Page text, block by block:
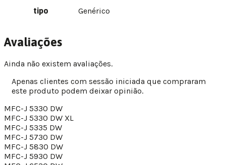
tipo Genérico
Avaliações
Ainda não existem avaliações.
Apenas clientes com sessão iniciada que compraram
este produto podem deixar opinião.
MFC-J 5330 DW
MFC-J 5330 DW XL
MFC-J 5335 DW
MFC-J 5730 DW
MFC-J 5830 DW
MFC-J 5930 DW